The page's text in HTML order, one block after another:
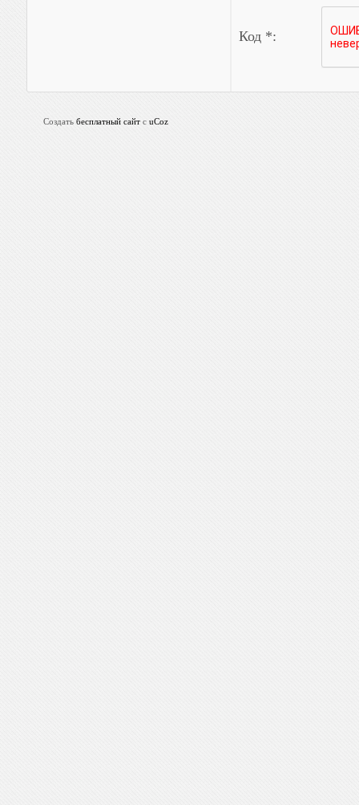
Код *:
Создать бесплатный сайт с uCoz